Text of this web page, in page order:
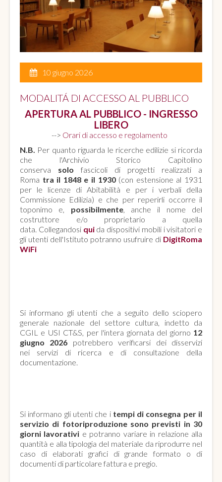
10 giugno 2026
MODALITÁ DI ACCESSO AL PUBBLICO
APERTURA AL PUBBLICO - INGRESSO
LIBERO
--> Orari di accesso e regolamento
N.B. Per quanto riguarda le ricerche edilizie si ricorda
che l'Archivio Storico Capitolino
conserva solo fascicoli di progetti realizzati a
Roma tra il 1848 e il 1930(con estensione al 1931
per le licenze di Abitabilità e per i verbali della
Commissione Edilizia) e che per reperirli occorre il
toponimo e, possibilmente, anche il nome del
costruttore e/o proprietario a quella
data. Collegandosi qui da dispositivi mobili i visitatori e
gli utenti dell'Istituto potranno usufruire di DigitRoma
WiFi
Si informano gli utenti che a seguito dello sciopero
generale nazionale del settore cultura, indetto da
CGIL e USI CT&S, per l'intera giornata del giorno 12
giugno 2026 potrebbero verificarsi dei disservizi
nei servizi di ricerca e di consultazione della
documentazione.
Si informano gli utenti che itempi di consegna per il
servizio di fotoriproduzione sono previsti in 30
giorni lavorativi e potranno variare in relazione alla
quantità e alla tipologia del materiale da riprodurre nel
caso di elaborati grafici di grande formato o di
documenti di particolare fattura e pregio.